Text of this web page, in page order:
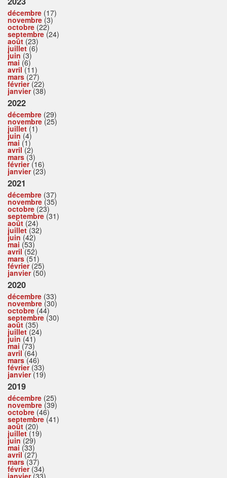
décembre (17)
novembre (3)
octobre (22)
septembre (24)
août (23)
juillet(6)
juin (3)
mai (6)
avril(11)
mars(27)
février(22)
janvier(38)
2022
décembre (29)
novembre (25)
juillet (1)
juin (4)
mai (1)
avril(2)
mars(3)
février(16)
janvier(23)
2021
décembre (37)
novembre (35)
octobre (23)
septembre (31)
août (24)
juillet(32)
juin (42)
mai (53)
avril(52)
mars(51)
février(25)
janvier(50)
2020
décembre (33)
novembre (30)
octobre (44)
septembre (30)
août (35)
juillet(24)
juin (41)
mai (73)
avril(64)
mars(46)
février(33)
janvier(19)
2019
décembre (25)
novembre (39)
octobre (46)
septembre (41)
août (20)
juillet(19)
juin (29)
mai (33)
avril(27)
mars(37)
février(34)
janvier(33)